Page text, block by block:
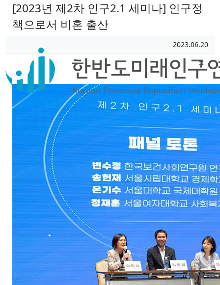
[2023년 제2차 인구2.1 세미나] 인구정
책으로서 비혼 출산
작성일
2023.06.20
본문